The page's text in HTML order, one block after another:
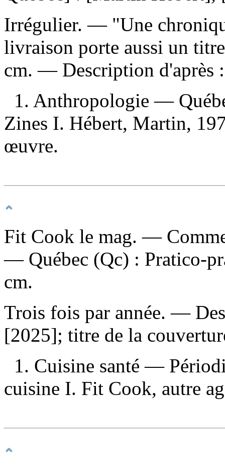
Irrégulier. — "Une
livraison porte aussi un
cm. — Description d'après
1. Anthropologie —
Zines I. Hébert, Martin,
œuvre.
Fit Cook le mag. —
— Québec (Qc) : Pratico-
cm.
Trois fois par année. —
[2025]; titre de la
1. Cuisine santé —
cuisine I. Fit Cook, autre